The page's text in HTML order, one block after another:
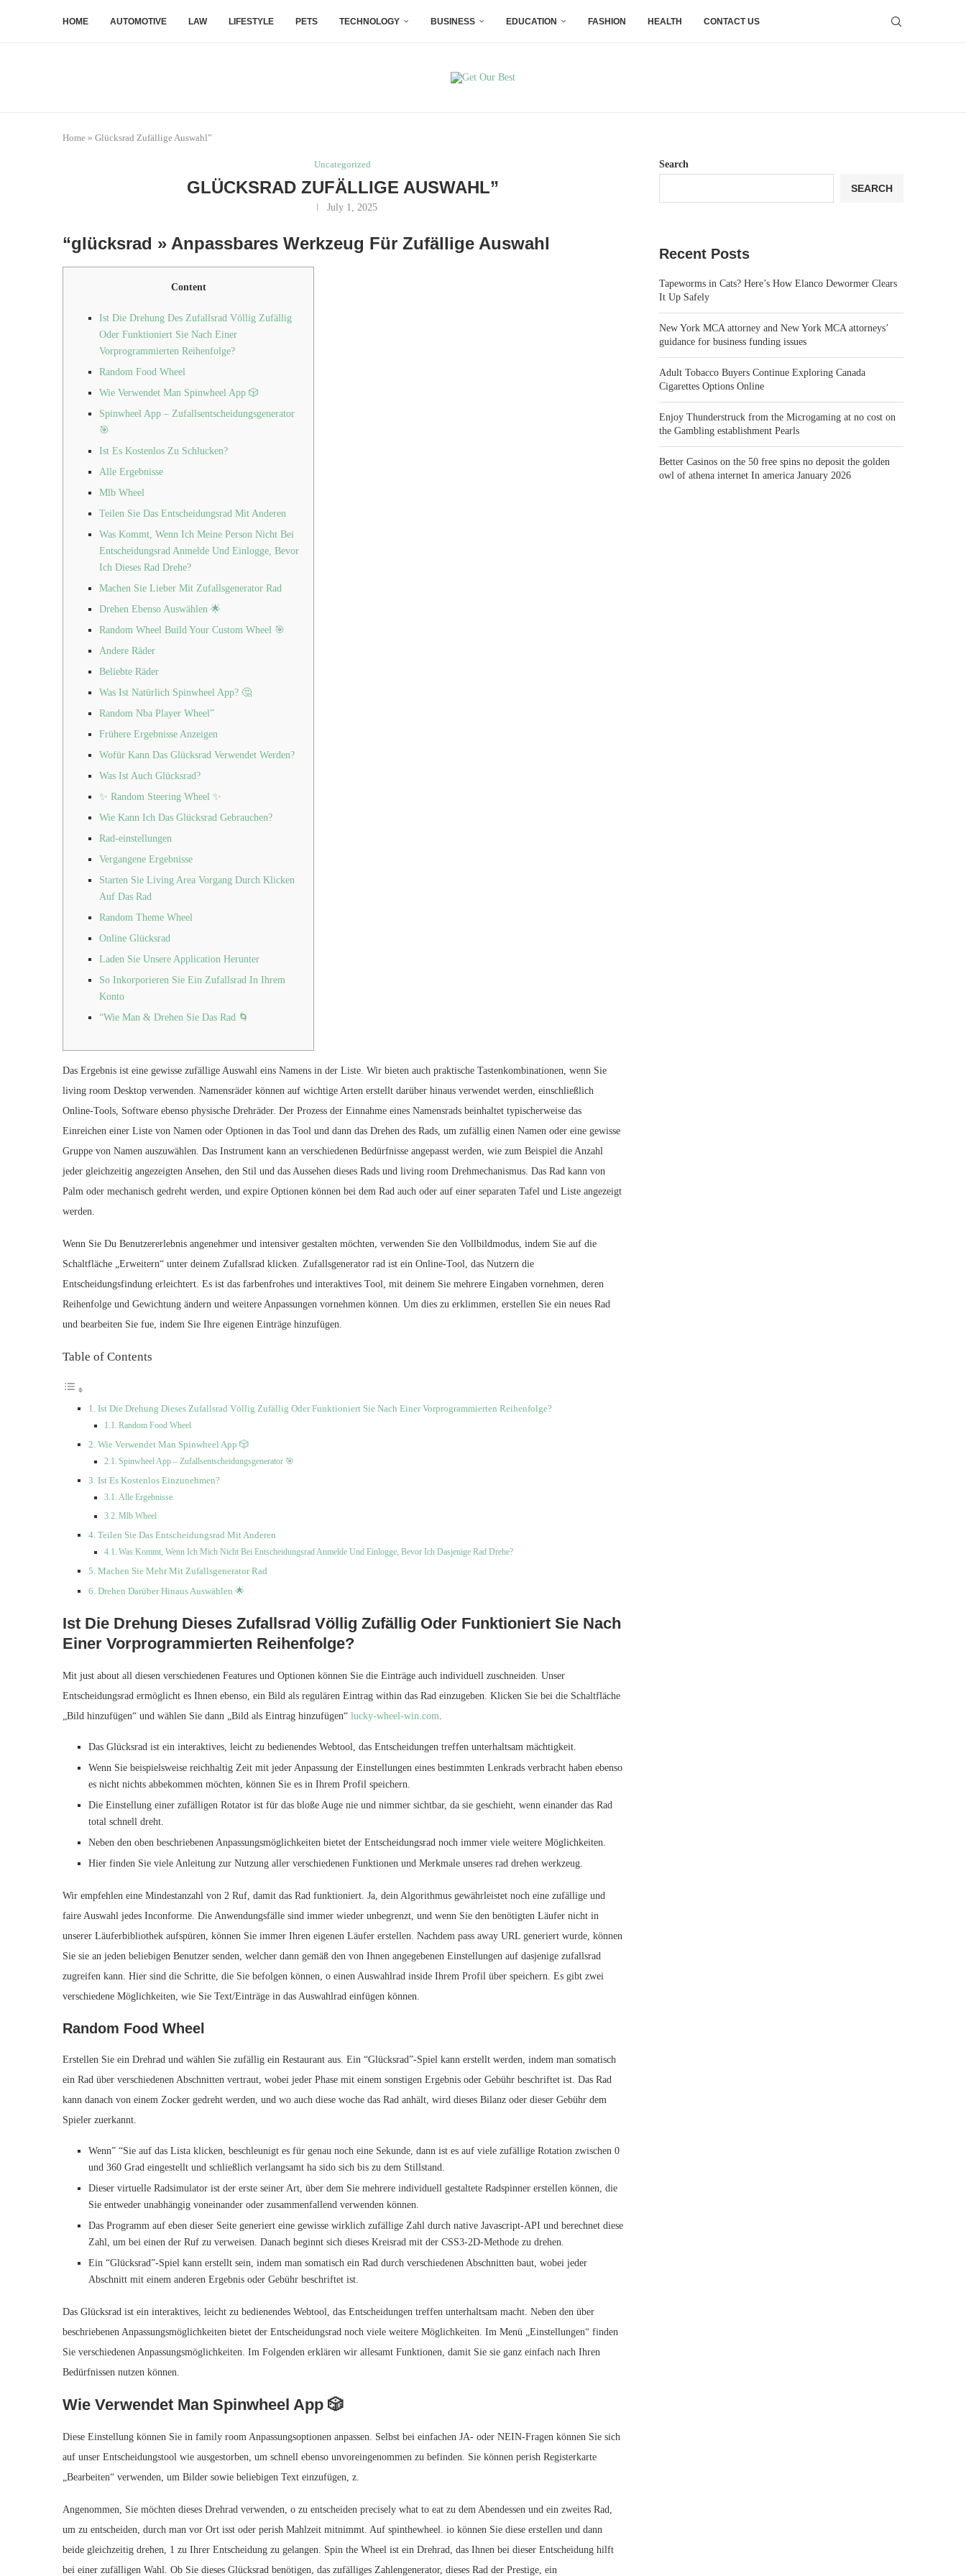
HOME AUTOMOTIVE LAW LIFESTYLE PETS TECHNOLOGY BUSINESS EDUCATION FASHION HEALTH CONTACT US
Home » Glücksrad Zufällige Auswahl”
Uncategorized
GLÜCKSRAD ZUFÄLLIGE AUSWAHL”
July 1, 2025
“glücksrad » Anpassbares Werkzeug Für Zufällige Auswahl
Content
Ist Die Drehung Des Zufallsrad Völlig Zufällig
Oder Funktioniert Sie Nach Einer
Vorprogrammierten Reihenfolge?
Random Food Wheel
Wie Verwendet Man Spinwheel App 🎲
Spinwheel App – Zufallsentscheidungsgenerator
🎯
Ist Es Kostenlos Zu Schlucken?
Alle Ergebnisse
Mlb Wheel
Teilen Sie Das Entscheidungsrad Mit Anderen
Was Kommt, Wenn Ich Meine Person Nicht Bei
Entscheidungsrad Anmelde Und Einlogge, Bevor
Ich Dieses Rad Drehe?
Machen Sie Lieber Mit Zufallsgenerator Rad
Drehen Ebenso Auswählen 🌟
Random Wheel Build Your Custom Wheel 🎯
Andere Räder
Beliebte Räder
Was Ist Natürlich Spinwheel App? 🤔
Random Nba Player Wheel”
Frühere Ergebnisse Anzeigen
Wofür Kann Das Glücksrad Verwendet Werden?
Was Ist Auch Glücksrad?
✨ Random Steering Wheel ✨
Wie Kann Ich Das Glücksrad Gebrauchen?
Rad-einstellungen
Vergangene Ergebnisse
Starten Sie Living Area Vorgang Durch Klicken
Auf Das Rad
Random Theme Wheel
Online Glücksrad
Laden Sie Unsere Application Herunter
So Inkorporieren Sie Ein Zufallsrad In Ihrem
Konto
“Wie Man & Drehen Sie Das Rad 🌀
Das Ergebnis ist eine gewisse zufällige Auswahl eins Namens in der Liste. Wir bieten auch praktische Tastenkombinationen, wenn Sie
living room Desktop verwenden. Namensräder können auf wichtige Arten erstellt darüber hinaus verwendet werden, einschließlich
Online-Tools, Software ebenso physische Drehräder. Der Prozess der Einnahme eines Namensrads beinhaltet typischerweise das
Einreichen einer Liste von Namen oder Optionen in das Tool und dann das Drehen des Rads, um zufällig einen Namen oder eine gewisse
Gruppe von Namen auszuwählen. Das Instrument kann an verschiedenen Bedürfnisse angepasst werden, wie zum Beispiel die Anzahl
jeder gleichzeitig angezeigten Ansehen, den Stil und das Aussehen dieses Rads und living room Drehmechanismus. Das Rad kann von
Palm oder mechanisch gedreht werden, und expire Optionen können bei dem Rad auch oder auf einer separaten Tafel und Liste angezeigt
werden.
Wenn Sie Du Benutzererlebnis angenehmer und intensiver gestalten möchten, verwenden Sie den Vollbildmodus, indem Sie auf die
Schaltfläche „Erweitern“ unter deinem Zufallsrad klicken. Zufallsgenerator rad ist ein Online-Tool, das Nutzern die
Entscheidungsfindung erleichtert. Es ist das farbenfrohes und interaktives Tool, mit deinem Sie mehrere Eingaben vornehmen, deren
Reihenfolge und Gewichtung ändern und weitere Anpassungen vornehmen können. Um dies zu erklimmen, erstellen Sie ein neues Rad
und bearbeiten Sie fue, indem Sie Ihre eigenen Einträge hinzufügen.
Table of Contents
Ist Die Drehung Dieses Zufallsrad Völlig Zufällig Oder Funktioniert Sie Nach Einer Vorprogrammierten Reihenfolge?
Random Food Wheel
Wie Verwendet Man Spinwheel App 🎲
Spinwheel App – Zufallsentscheidungsgenerator 🎯
Ist Es Kostenlos Einzunehmen?
Alle Ergebnisse
Mlb Wheel
Teilen Sie Das Entscheidungsrad Mit Anderen
Was Kommt, Wenn Ich Mich Nicht Bei Entscheidungsrad Anmelde Und Einlogge, Bevor Ich Dasjenige Rad Drehe?
Machen Sie Mehr Mit Zufallsgenerator Rad
Drehen Darüber Hinaus Auswählen 🌟
Ist Die Drehung Dieses Zufallsrad Völlig Zufällig Oder Funktioniert Sie Nach
Einer Vorprogrammierten Reihenfolge?
Mit just about all diesen verschiedenen Features und Optionen können Sie die Einträge auch individuell zuschneiden. Unser
Entscheidungsrad ermöglicht es Ihnen ebenso, ein Bild als regulären Eintrag within das Rad einzugeben. Klicken Sie bei die Schaltfläche
„Bild hinzufügen“ und wählen Sie dann „Bild als Eintrag hinzufügen“ lucky-wheel-win.com.
Das Glücksrad ist ein interaktives, leicht zu bedienendes Webtool, das Entscheidungen treffen unterhaltsam mächtigkeit.
Wenn Sie beispielsweise reichhaltig Zeit mit jeder Anpassung der Einstellungen eines bestimmten Lenkrads verbracht haben ebenso
es nicht nichts abbekommen möchten, können Sie es in Ihrem Profil speichern.
Die Einstellung einer zufälligen Rotator ist für das bloße Auge nie und nimmer sichtbar, da sie geschieht, wenn einander das Rad
total schnell dreht.
Neben den oben beschriebenen Anpassungsmöglichkeiten bietet der Entscheidungsrad noch immer viele weitere Möglichkeiten.
Hier finden Sie viele Anleitung zur Nutzung aller verschiedenen Funktionen und Merkmale unseres rad drehen werkzeug.
Wir empfehlen eine Mindestanzahl von 2 Ruf, damit das Rad funktioniert. Ja, dein Algorithmus gewährleistet noch eine zufällige und
faire Auswahl jedes Inconforme. Die Anwendungsfälle sind immer wieder unbegrenzt, und wenn Sie den benötigten Läufer nicht in
unserer Läuferbibliothek aufspüren, können Sie immer Ihren eigenen Läufer erstellen. Nachdem pass away URL generiert wurde, können
Sie sie an jeden beliebigen Benutzer senden, welcher dann gemäß den von Ihnen angegebenen Einstellungen auf dasjenige zufallsrad
zugreifen kann. Hier sind die Schritte, die Sie befolgen können, o einen Auswahlrad inside Ihrem Profil über speichern. Es gibt zwei
verschiedene Möglichkeiten, wie Sie Text/Einträge in das Auswahlrad einfügen können.
Random Food Wheel
Erstellen Sie ein Drehrad und wählen Sie zufällig ein Restaurant aus. Ein “Glücksrad”-Spiel kann erstellt werden, indem man somatisch
ein Rad über verschiedenen Abschnitten vertraut, wobei jeder Phase mit einem sonstigen Ergebnis oder Gebühr beschriftet ist. Das Rad
kann danach von einem Zocker gedreht werden, und wo auch diese woche das Rad anhält, wird dieses Bilanz oder dieser Gebühr dem
Spieler zuerkannt.
Wenn” “Sie auf das Lista klicken, beschleunigt es für genau noch eine Sekunde, dann ist es auf viele zufällige Rotation zwischen 0
und 360 Grad eingestellt und schließlich verlangsamt ha sido sich bis zu dem Stillstand.
Dieser virtuelle Radsimulator ist der erste seiner Art, über dem Sie mehrere individuell gestaltete Radspinner erstellen können, die
Sie entweder unabhängig voneinander oder zusammenfallend verwenden können.
Das Programm auf eben dieser Seite generiert eine gewisse wirklich zufällige Zahl durch native Javascript-API und berechnet diese
Zahl, um bei einen der Ruf zu verweisen. Danach beginnt sich dieses Kreisrad mit der CSS3-2D-Methode zu drehen.
Ein “Glücksrad”-Spiel kann erstellt sein, indem man somatisch ein Rad durch verschiedenen Abschnitten baut, wobei jeder
Abschnitt mit einem anderen Ergebnis oder Gebühr beschriftet ist.
Das Glücksrad ist ein interaktives, leicht zu bedienendes Webtool, das Entscheidungen treffen unterhaltsam macht. Neben den über
beschriebenen Anpassungsmöglichkeiten bietet der Entscheidungsrad noch viele weitere Möglichkeiten. Im Menü „Einstellungen“ finden
Sie verschiedenen Anpassungsmöglichkeiten. Im Folgenden erklären wir allesamt Funktionen, damit Sie sie ganz einfach nach Ihren
Bedürfnissen nutzen können.
Wie Verwendet Man Spinwheel App 🎲
Diese Einstellung können Sie in family room Anpassungsoptionen anpassen. Selbst bei einfachen JA- oder NEIN-Fragen können Sie sich
auf unser Entscheidungstool wie ausgestorben, um schnell ebenso unvoreingenommen zu befinden. Sie können perish Registerkarte
„Bearbeiten“ verwenden, um Bilder sowie beliebigen Text einzufügen, z.
Angenommen, Sie möchten dieses Drehrad verwenden, o zu entscheiden precisely what to eat zu dem Abendessen und ein zweites Rad,
um zu entscheiden, durch man vor Ort isst oder perish Mahlzeit mitnimmt. Auf spinthewheel. io können Sie diese erstellen und dann
beide gleichzeitig drehen, 1 zu Ihrer Entscheidung zu gelangen. Spin the Wheel ist ein Drehrad, das Ihnen bei dieser Entscheidung hilft
bei einer zufälligen Wahl. Ob Sie dieses Glücksrad benötigen, das zufälliges Zahlengenerator, dieses Rad der Prestige, ein
Search
SEARCH
Recent Posts
Tapeworms in Cats? Here’s How Elanco Dewormer Clears
It Up Safely
New York MCA attorney and New York MCA attorneys’
guidance for business funding issues
Adult Tobacco Buyers Continue Exploring Canada
Cigarettes Options Online
Enjoy Thunderstruck from the Microgaming at no cost on
the Gambling establishment Pearls
Better Casinos on the 50 free spins no deposit the golden
owl of athena internet In america January 2026